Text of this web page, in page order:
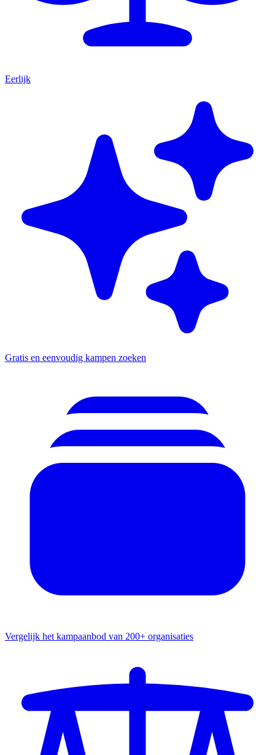
Eerlijk
Gratis en eenvoudig kampen zoeken
Vergelijk het kampaanbod van 200+ organisaties